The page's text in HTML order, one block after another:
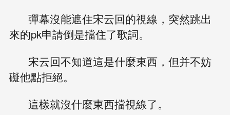
彈幕沒能遮住宋云回的視線，突然跳出
來的pk申請倒是擋住了歌詞。
宋云回不知道這是什麼東西，但并不妨
礙他點拒絕。
這樣就沒什麼東西擋視線了。